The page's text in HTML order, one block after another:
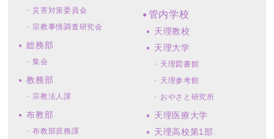
災害対策委員会
宗教事情調査研究会
総務部
集会
教務部
宗教法人課
布教部
布教部庶務課
管内学校
天理教校
天理大学
天理図書館
天理参考館
おやさと研究所
天理医療大学
天理高校第1部